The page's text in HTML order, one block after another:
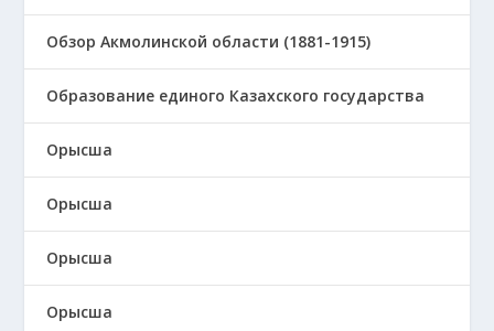
Обзор Акмолинской области (1881-1915)
Образование единого Казахского государства
Орысша
Орысша
Орысша
Орысша